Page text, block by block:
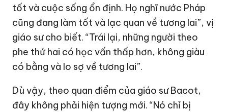
tốt và cuộc sống ổn định. Họ nghĩ nước Pháp
cũng đang làm tốt và lạc quan về tương lai”, vị
giáo sư cho biết. “Trái lại, những người theo
phe thứ hai có học vấn thấp hơn, không giàu
có bằng và lo sợ về tương lai”.
Dù vậy, theo quan điểm của giáo sư Bacot,
đây không phải hiện tượng mới. “Nó chỉ bị